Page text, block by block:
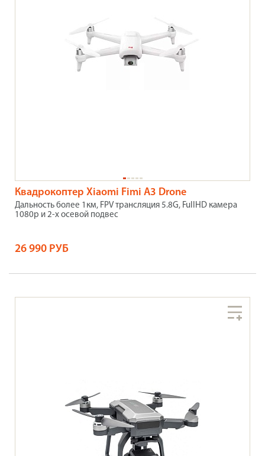
Квадрокоптер Xiaomi Fimi A3 Drone
Дальность более 1км, FPV трансляция 5.8G, FullHD камера
1080p и 2-х осевой подвес
26 990 РУБ